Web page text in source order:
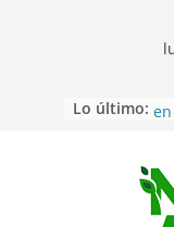
Lo último: